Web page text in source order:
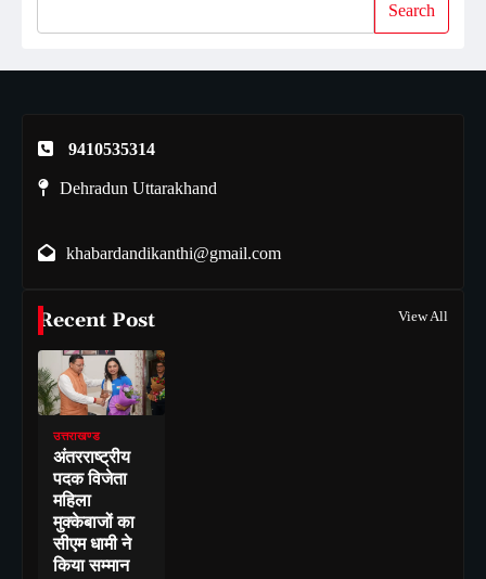
Search
9410535314
Dehradun Uttarakhand
khabardandikanthi@gmail.com
Recent Post View All
उत्तराखण्ड
अंतरराष्ट्रीय
पदक विजेता
महिला
मुक्केबाजों का
सीएम धामी ने
किया सम्मान